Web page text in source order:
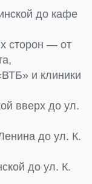
до кафе
сторон — от
и клиники
вверх до ул.
до ул. К.
до ул. К.